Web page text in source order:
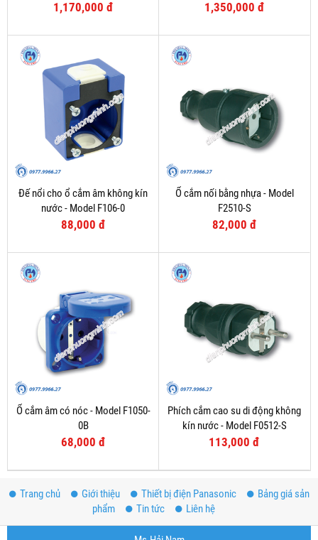
1,170,000 đ 1,350,000 đ
Đế nổi cho ổ cắm âm không kín
nước - Model F106-0
88,000 đ
Ổ cắm nối bằng nhựa - Model
F2510-S
82,000 đ
Ổ cắm âm có nóc - Model F1050-
0B
68,000 đ
Phích cắm cao su di động không
kín nước - Model F0512-S
113,000 đ
Trang chủ Giới thiệu Thiết bị điện Panasonic
Bảng giá sản
phẩm
Tin tức Liên hệ